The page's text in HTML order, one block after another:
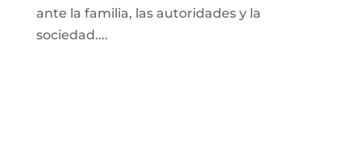
ante la familia, las autoridades y la
sociedad....